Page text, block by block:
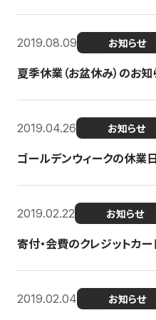
2019.08.09 お知らせ
夏季休業（お盆休み）のお知
2019.04.26 お知らせ
ゴールデンウィークの休業
2019.02.22 お知らせ
寄付・会費のクレジットカ
2019.02.04 お知らせ